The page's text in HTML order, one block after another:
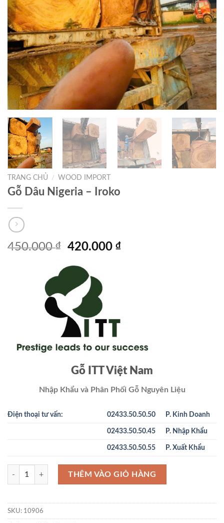
TRANG CHỦ / WOOD IMPORT
Gỗ Dâu Nigeria – Iroko
450.000₫
Giá
là:
450.000 ₫.
420.000₫Giá
Gỗ ITT Việt Nam
Nhập Khẩu và Phân Phối Gỗ Nguyên Liệu
Điện thoại tư vấn: 02433.50.50.50 P. Kinh Doanh
02433.50.50.45 P. Nhập Khẩu
02433.50.50.55 P. Xuất Khẩu
Gỗ Dâu Nigeria - Iroko số lượng
THÊM VÀO GIỎ HÀNG
SKU: 10906